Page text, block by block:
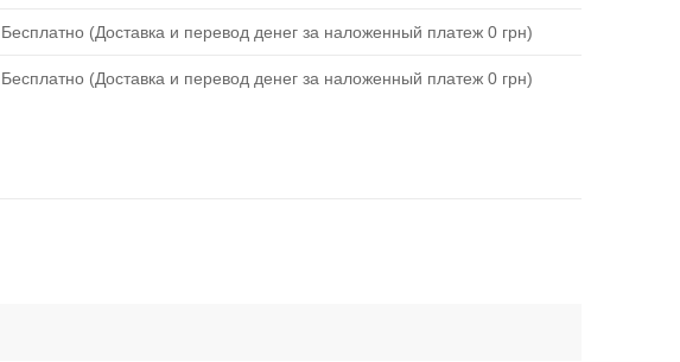
Бесплатно (Доставка и перевод денег за наложенный платеж 0 грн)
Бесплатно (Доставка и перевод денег за наложенный платеж 0 грн)